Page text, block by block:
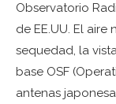
Observatorio
de EE.UU. El
sequedad, la
base OSF
antenas